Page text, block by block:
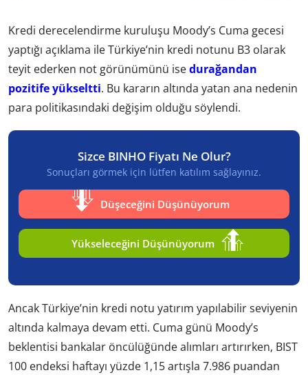
Kredi derecelendirme kuruluşu Moody’s Cuma gecesi
yaptığı açıklama ile Türkiye’nin kredi notunu B3 olarak
teyit ederken not görünümünü isedurağandan
pozitife yükseltti. Bu kararın altında yatan ana nedenin
para politikasındaki değişim olduğu söylendi.
Sizce BINHO Fiyatı Ne Olur?
Sonuçları görmek için lütfen katılım sağlayınız.
Düşeceğini Düşünüyorum
Yükseleceğini Düşünüyorum
Ancak Türkiye’nin kredi notu yatırım yapılabilir seviyenin
altında kalmaya devam etti. Cuma günü Moody’s
beklentisi bankalar öncülüğünde alımları artırırken, BIST
100 endeksi haftayı yüzde 1,15 artışla 7.986 puandan